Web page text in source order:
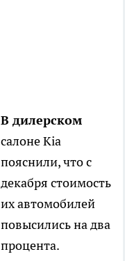
В дилерском
салоне Kia
пояснили, что с
декабря стоимость
их автомобилей
повысились на два
процента.